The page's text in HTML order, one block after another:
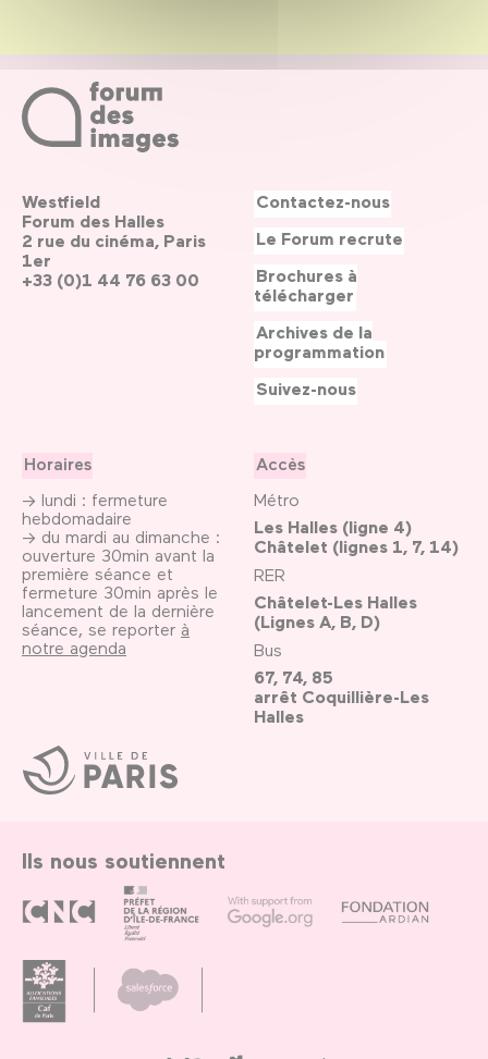
Ville
de
Paris
Westfield
Forum des Halles
2 rue du cinéma, Paris
1er
+33 (0)1 44 76 63 00
Horaires
→ lundi : fermeture
hebdomadaire
→ du mardi au dimanche :
ouverture 30min avant la
première séance et
fermeture 30min après le
lancement de la dernière
séance, se reporter à
notre agenda
Accès
Métro
Les Halles (ligne 4)
Châtelet (lignes 1, 7, 14)
RER
Châtelet-Les Halles
(Lignes A, B, D)
Bus
67, 74, 85
arrêt Coquillière-Les
Halles
Contactez-nous
Le Forum recrute
Brochures à
télécharger
Archives de la
programmation
Suivez-nous
Ils nous soutiennent